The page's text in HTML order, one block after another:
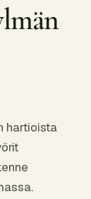
hartioista